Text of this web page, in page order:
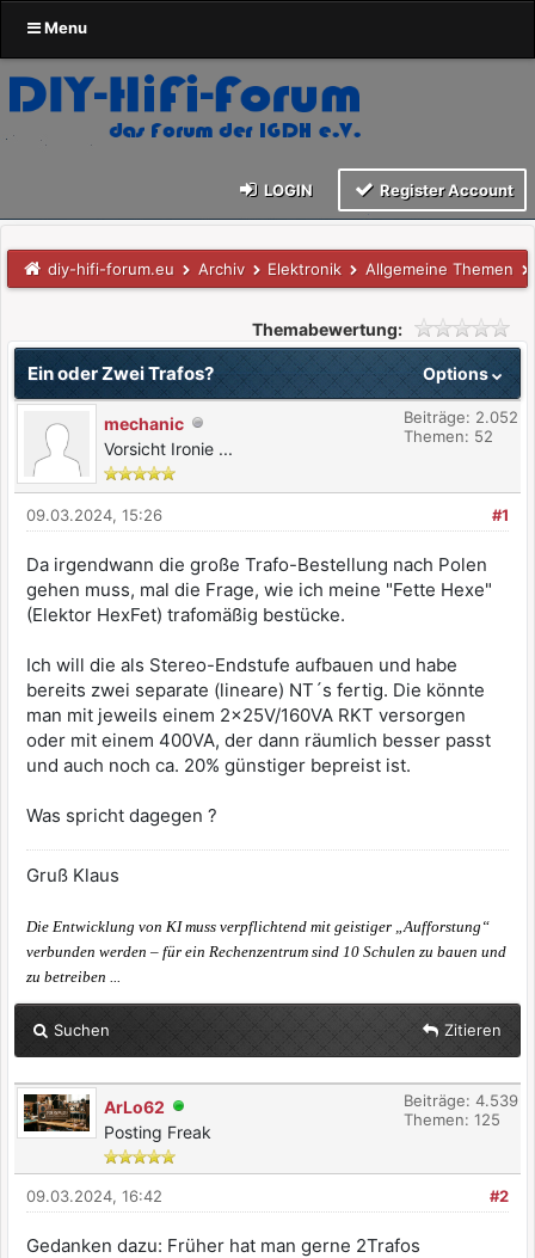
Menu
LOGIN Register Account
diy-hifi-forum.eu Archiv Elektronik Allgemeine Themen
Themabewertung:
Options
Ein oder Zwei Trafos?
mechanic
Vorsicht Ironie ...
Beiträge: 2.052
Themen: 52
#1
09.03.2024, 15:26
Da irgendwann die große Trafo-Bestellung nach Polen
gehen muss, mal die Frage, wie ich meine "Fette Hexe"
(Elektor HexFet) trafomäßig bestücke.
Ich will die als Stereo-Endstufe aufbauen und habe
bereits zwei separate (lineare) NT´s fertig. Die könnte
man mit jeweils einem 2x25V/160VA RKT versorgen
oder mit einem 400VA, der dann räumlich besser passt
und auch noch ca. 20% günstiger bepreist ist.
Was spricht dagegen ?
Gruß Klaus
Die Entwicklung von KI muss verpflichtend mit geistiger „Aufforstung“
verbunden werden – für ein Rechenzentrum sind 10 Schulen zu bauen und
zu betreiben ...
Suchen Zitieren
ArLo62
Posting Freak
Beiträge: 4.539
Themen: 125
#2
09.03.2024, 16:42
Gedanken dazu: Früher hat man gerne 2Trafos